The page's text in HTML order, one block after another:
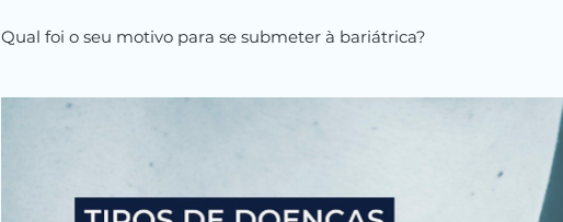
Qual foi o seu motivo para se submeter à bariátrica?